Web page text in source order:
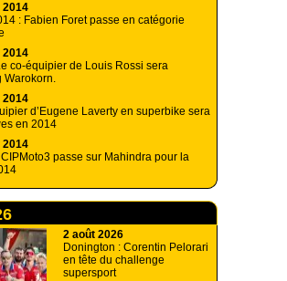
2014
: Fabien Foret passe en catégorie
2014
co-équipier de Louis Rossi sera
Warokorn.
2014
d’Eugene Laverty en superbike sera
en 2014
2014
CIPMoto3 passe sur Mahindra pour la
2 août 2026
Donington : Corentin Pelorari
en tête du challenge
supersport